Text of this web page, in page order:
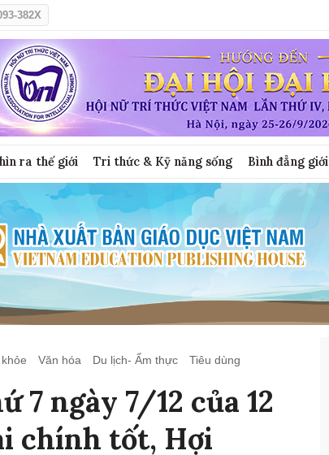
382X
ra thế giới Tri thức & Kỹ năng sống Bình đẳng giới
Văn hóa Du lịch- Ẩm thực Tiêu dùng
ngày 7/12 của 12
chính tốt, Hợi